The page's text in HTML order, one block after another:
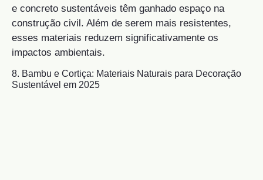
e concreto sustentáveis têm ganhado espaço na
construção civil. Além de serem mais resistentes,
esses materiais reduzem significativamente os
impactos ambientais.
8. Bambu e Cortiça: Materiais Naturais para Decoração
Sustentável em 2025